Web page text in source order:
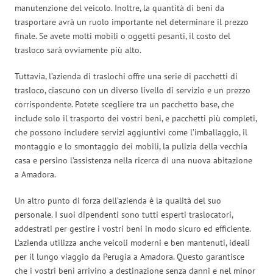
manutenzione del veicolo. Inoltre, la quantità di beni da
trasportare avrà un ruolo importante nel determinare il prezzo
finale. Se avete molti mobili o oggetti pesanti, il costo del
trasloco sarà ovviamente più alto.
Tuttavia, l’azienda di traslochi offre una serie di pacchetti di
trasloco, ciascuno con un diverso livello di servizio e un prezzo
corrispondente. Potete scegliere tra un pacchetto base, che
include solo il trasporto dei vostri beni, e pacchetti più completi,
che possono includere servizi aggiuntivi come l’imballaggio, il
montaggio e lo smontaggio dei mobili, la pulizia della vecchia
casa e persino l’assistenza nella ricerca di una nuova abitazione
a Amadora.
Un altro punto di forza dell’azienda è la qualità del suo
personale. I suoi dipendenti sono tutti esperti traslocatori,
addestrati per gestire i vostri beni in modo sicuro ed efficiente.
L’azienda utilizza anche veicoli moderni e ben mantenuti, ideali
per il lungo viaggio da Perugia a Amadora. Questo garantisce
che i vostri beni arrivino a destinazione senza danni e nel minor